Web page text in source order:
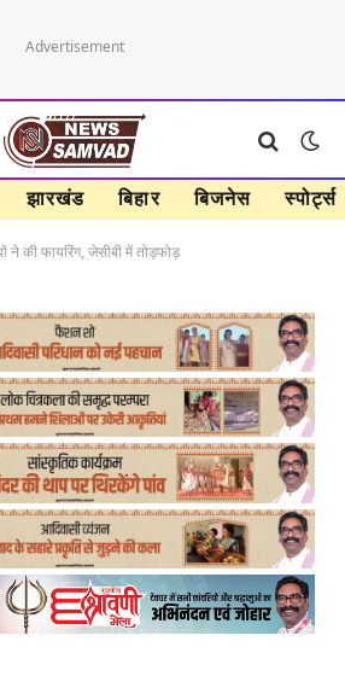
Advertisement
झारखंड बिहार बिजनेस स्पोर्ट्स
ने की फायरिंग, जेसीबी में तोड़फोड़